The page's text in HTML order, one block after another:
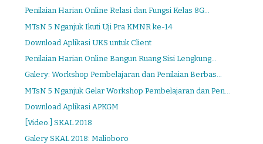
Penilaian Harian Online Relasi dan Fungsi Kelas 8G...
MTsN 5 Nganjuk Ikuti Uji Pra KMNR ke-14
Download Aplikasi UKS untuk Client
Penilaian Harian Online Bangun Ruang Sisi Lengkung...
Galery: Workshop Pembelajaran dan Penilaian Berbas...
MTsN 5 Nganjuk Gelar Workshop Pembelajaran dan Pen...
Download Aplikasi APKGM
[Video:] SKAL 2018
Galery SKAL 2018: Malioboro